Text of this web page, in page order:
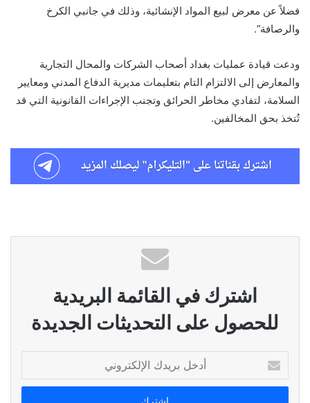
فضلاً عن معرض لبيع المواد الإنشائية، وذلك في جانبي الكرخ
والرصافة”.
ودعت قيادة عمليات بغداد أصحاب الشركات والمحال التجارية
والمعارض إلى الالتزام التام بتعليمات مديرية الدفاع المدني ومعايير
السلامة، لتفادي مخاطر الحرائق وتجنب الإجراءات القانونية التي قد
تُتخذ بحق المخالفين.
اشترك في القائمة البريدية
للحصول على التحديثات الجديدة
بريدك
الإلكتروني